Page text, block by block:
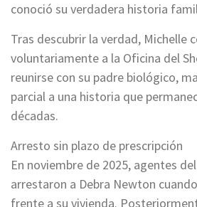
conoció su verdadera historia
Tras descubrir la verdad, Michelle
voluntariamente a la Oficina del
reunirse con su padre biológico,
parcial a una historia que
décadas.
Arresto sin plazo de prescripción
En noviembre de 2025, agentes
arrestaron a Debra Newton
frente a su vivienda.